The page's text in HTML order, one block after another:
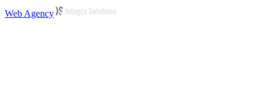
Web Agency